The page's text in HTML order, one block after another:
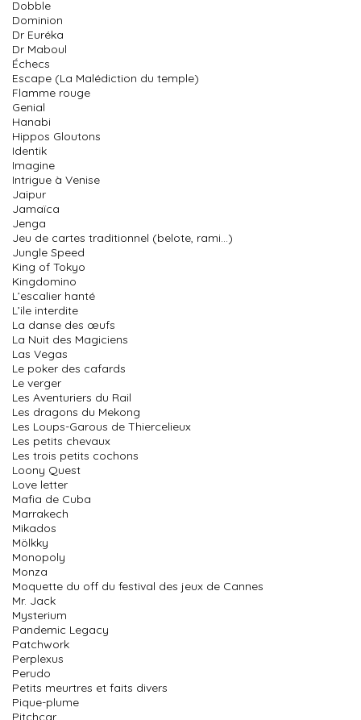
Dobble
Dominion
Dr Euréka
Dr Maboul
Échecs
Escape (La Malédiction du temple)
Flamme rouge
Genial
Hanabi
Hippos Gloutons
Identik
Imagine
Intrigue à Venise
Jaipur
Jamaïca
Jenga
Jeu de cartes traditionnel (belote, rami…)
Jungle Speed
King of Tokyo
Kingdomino
L’escalier hanté
L’ile interdite
La danse des œufs
La Nuit des Magiciens
Las Vegas
Le poker des cafards
Le verger
Les Aventuriers du Rail
Les dragons du Mekong
Les Loups-Garous de Thiercelieux
Les petits chevaux
Les trois petits cochons
Loony Quest
Love letter
Mafia de Cuba
Marrakech
Mikados
Mölkky
Monopoly
Monza
Moquette du off du festival des jeux de Cannes
Mr. Jack
Mysterium
Pandemic Legacy
Patchwork
Perplexus
Perudo
Petits meurtres et faits divers
Pique-plume
Pitchcar